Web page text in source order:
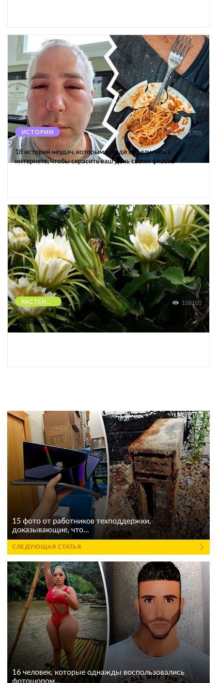
ИСТОРИИ 1705
18 историй неудач, которыми люди поделились в
интернете, чтобы скрасить ваш день своим фиаско
РАСТЕНИЯ 108105
10 самых редких растений Земли
15 фото от работников техподдержки,
доказывающие, что...
СЛЕДУЮЩАЯ СТАТЬЯ
16 человек, которые однажды воспользовались
фотошопом...